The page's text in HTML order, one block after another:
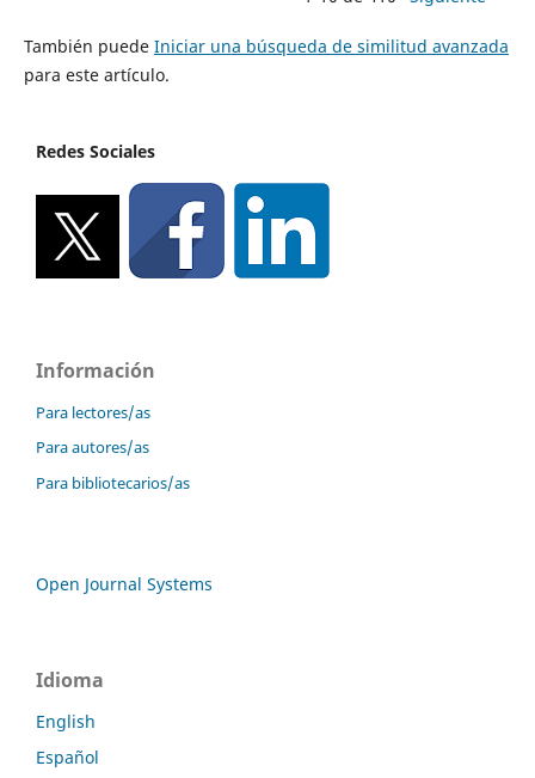
También puede Iniciar una búsqueda de similitud avanzada
para este artículo.
Redes Sociales
Información
Para lectores/as
Para autores/as
Para bibliotecarios/as
Open Journal Systems
Idioma
English
Español